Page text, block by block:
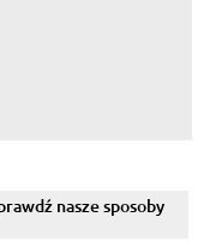
nasze sposoby